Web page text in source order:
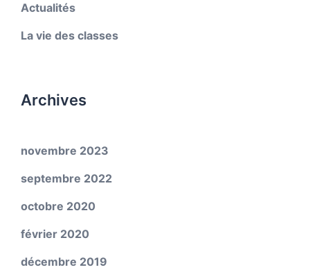
Actualités
La vie des classes
Archives
novembre 2023
septembre 2022
octobre 2020
février 2020
décembre 2019